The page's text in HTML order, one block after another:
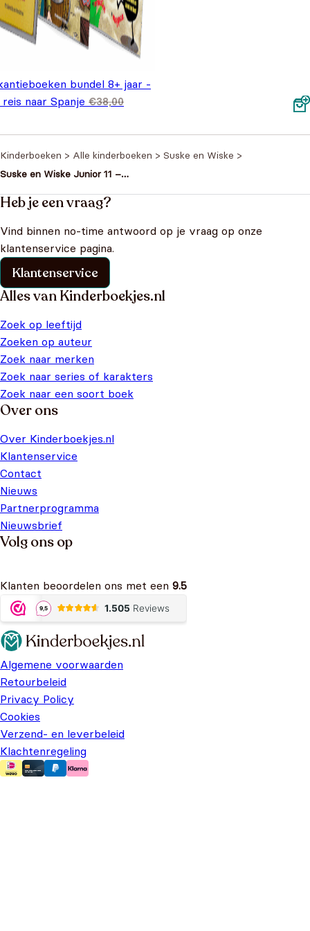
bundel 8+ jaar -
naar Spanje €38,00
Kinderboeken > Alle kinderboeken > Suske en Wiske >
Suske en Wiske Junior 11 –
Heb je een vraag?
Vind binnen no-time antwoord op je vraag op onze
klantenservice pagina.
Klantenservice
Alles van Kinderboekjes.nl
Zoek op leeftijd
Zoeken op auteur
Zoek naar merken
Zoek naar series of karakters
Zoek naar een soort boek
Over ons
Over Kinderboekjes.nl
Klantenservice
Contact
Nieuws
Partnerprogramma
Nieuwsbrief
Volg ons op
Klanten beoordelen ons met een 9.5
Algemene voorwaarden
Retourbeleid
Privacy Policy
Cookies
Verzend- en leverbeleid
Klachtenregeling